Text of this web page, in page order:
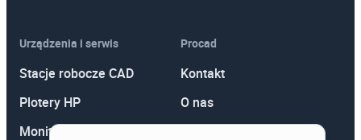
Urządzenia i serwis
Stacje robocze CAD
Plotery HP
Monitory
Procad
Kontakt
O nas
Polityka prywatności